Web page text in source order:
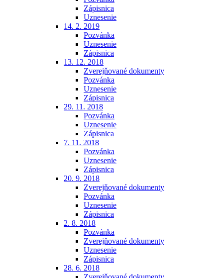
Zápisnica
Uznesenie
14. 2. 2019
Pozvánka
Uznesenie
Zápisnica
13. 12. 2018
Zverejňované dokumenty
Pozvánka
Uznesenie
Zápisnica
29. 11. 2018
Pozvánka
Uznesenie
Zápisnica
7. 11. 2018
Pozvánka
Uznesenie
Zápisnica
20. 9. 2018
Zverejňované dokumenty
Pozvánka
Uznesenie
Zápisnica
2. 8. 2018
Pozvánka
Zverejňované dokumenty
Uznesenie
Zápisnica
28. 6. 2018